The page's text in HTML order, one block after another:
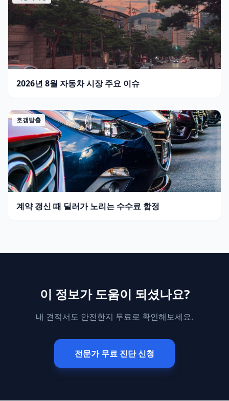
2026년 8월 자동차 시장 주요 이슈
호갱탈출
계약 갱신 때 딜러가 노리는 수수료 함정
이 정보가 도움이 되셨나요?
내 견적서도 안전한지 무료로 확인해보세요.
전문가 무료 진단 신청